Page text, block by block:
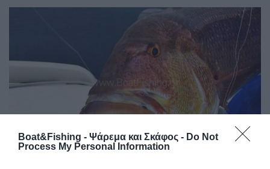
Boat&Fishing - Ψάρεμα και Σκάφος - Do Not
Process My Personal Information